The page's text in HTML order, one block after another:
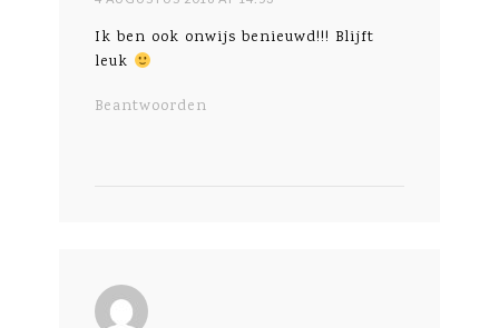
Ik ben ook onwijs benieuwd!!! Blijft
leuk
Beantwoorden